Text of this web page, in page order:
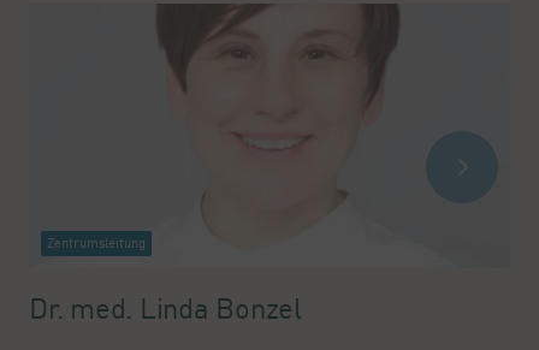
Zentrumsleitung
Dr. med. Linda Bonzel